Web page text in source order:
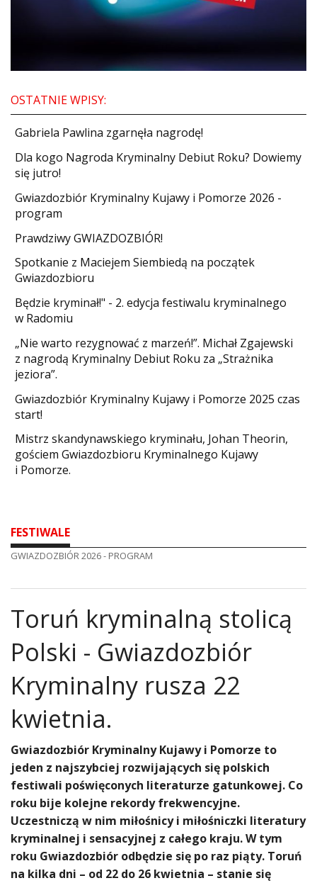
OSTATNIE WPISY:
Gabriela Pawlina zgarnęła nagrodę!
Dla kogo Nagroda Kryminalny Debiut Roku? Dowiemy
się jutro!
Gwiazdozbiór Kryminalny Kujawy i Pomorze 2026 -
program
​Prawdziwy GWIAZDOZBIÓR!
Spotkanie z Maciejem Siembiedą na początek
Gwiazdozbioru
​Będzie kryminał!" - 2. edycja festiwalu kryminalnego
w Radomiu
„Nie warto rezygnować z marzeń!”. Michał Zgajewski
z nagrodą Kryminalny Debiut Roku za „Strażnika
jeziora”.
Gwiazdozbiór Kryminalny Kujawy i Pomorze 2025 czas
start!
Mistrz skandynawskiego kryminału, Johan Theorin,
gościem Gwiazdozbioru Kryminalnego Kujawy
i Pomorze.
FESTIWALE
GWIAZDOZBIÓR 2026 - PROGRAM
Toruń kryminalną stolicą
Polski - Gwiazdozbiór
Kryminalny rusza 22
kwietnia.
​Gwiazdozbiór Kryminalny Kujawy i Pomorze to
jeden z najszybciej rozwijających się polskich
festiwali poświęconych literaturze gatunkowej. Co
roku bije kolejne rekordy frekwencyjne.
Uczestniczą w nim miłośnicy i miłośniczki literatury
kryminalnej i sensacyjnej z całego kraju. W tym
roku Gwiazdozbiór odbędzie się po raz piąty. Toruń
na kilka dni – od 22 do 26 kwietnia – stanie się